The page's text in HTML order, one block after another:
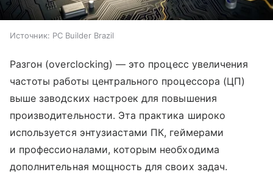
Источник: PC Builder Brazil
Разгон (overclocking) — это процесс увеличения
частоты работы центрального процессора (ЦП)
выше заводских настроек для повышения
производительности. Эта практика широко
используется энтузиастами ПК, геймерами
и профессионалами, которым необходима
дополнительная мощность для своих задач.